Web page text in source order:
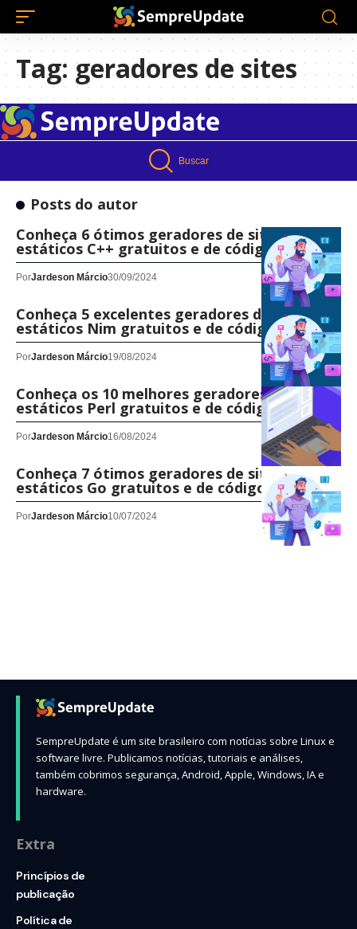
Tag: geradores de sites
Buscar
Posts do autor
Conheça 6 ótimos geradores de sites
estáticos C++ gratuitos e de código aberto
PorJardeson Márcio30/09/2024
Conheça 5 excelentes geradores de sites
estáticos Nim gratuitos e de código aberto
PorJardeson Márcio19/08/2024
Conheça os 10 melhores geradores de sites
estáticos Perl gratuitos e de código aberto
PorJardeson Márcio16/08/2024
Conheça 7 ótimos geradores de sites
estáticos Go gratuitos e de código aberto
PorJardeson Márcio10/07/2024
SempreUpdate é um site brasileiro com notícias sobre Linux e
software livre. Publicamos notícias, tutoriais e análises,
também cobrimos segurança, Android, Apple, Windows, IA e
hardware.
Extra
Princípios de
publicação
Política de